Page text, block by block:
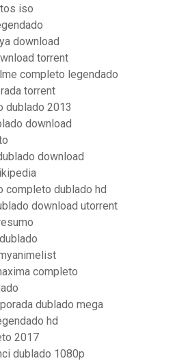
iso
download
torrent
completo legendado
torrent
dublado 2013
download
download
completo dublado hd
download utorrent
completo
dublado mega
hd
2017
dublado 1080p